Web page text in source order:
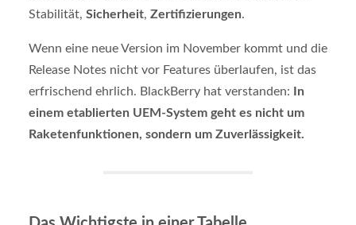
Stabilität, Sicherheit, Zertifizierungen.
Wenn eine neue Version im November kommt und die
Release Notes nicht vor Features überlaufen, ist das
erfrischend ehrlich. BlackBerry hat verstanden:
In
einem etablierten UEM-System geht es nicht um
Raketenfunktionen, sondern um Zuverlässigkeit.